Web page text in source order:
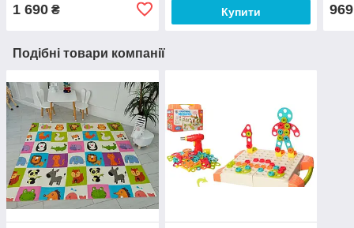
1 690 ₴ Купити 969
Подібні товари компанії